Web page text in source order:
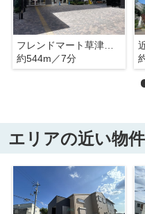
フレンドマート草津大路店
約544m／7分
エリアの近い物件